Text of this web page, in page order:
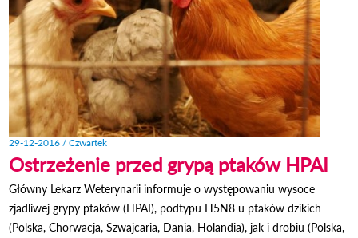
29-12-2016 / Czwartek
Ostrzeżenie przed grypą ptaków HPAI
Główny Lekarz Weterynarii informuje o występowaniu wysoce
zjadliwej grypy ptaków (HPAI), podtypu H5N8 u ptaków dzikich
(Polska, Chorwacja, Szwajcaria, Dania, Holandia), jak i drobiu (Polska,